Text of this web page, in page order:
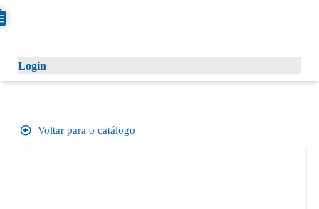
Login
Voltar para o catálogo